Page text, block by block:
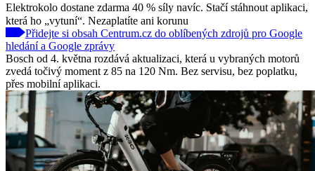
Elektrokolo dostane zdarma 40 % síly navíc. Stačí stáhnout aplikaci,
která ho „vytuní“. Nezaplatíte ani korunu
Přidejte si obsah Centrum.cz do oblíbených zdrojů pro Google
hledání a Google zprávy
Bosch od 4. května rozdává aktualizaci, která u vybraných motorů
zvedá točivý moment z 85 na 120 Nm. Bez servisu, bez poplatku,
přes mobilní aplikaci.